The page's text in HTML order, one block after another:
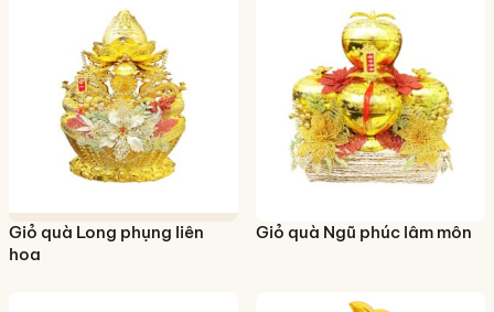
Giỏ quà Long phụng liên
hoa
Giỏ quà Ngũ phúc lâm môn